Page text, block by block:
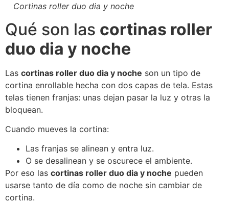
Cortinas roller duo dia y noche
Qué son las cortinas roller
duo dia y noche
Las cortinas roller duo dia y noche son un tipo de
cortina enrollable hecha con dos capas de tela. Estas
telas tienen franjas: unas dejan pasar la luz y otras la
bloquean.
Cuando mueves la cortina:
Las franjas se alinean y entra luz.
O se desalinean y se oscurece el ambiente.
Por eso las cortinas roller duo dia y noche pueden
usarse tanto de día como de noche sin cambiar de
cortina.